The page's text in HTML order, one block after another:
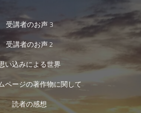
受講者のお声 3
受講者のお声 2
い込みによる世界
ページの著作物に関して
読者の感想